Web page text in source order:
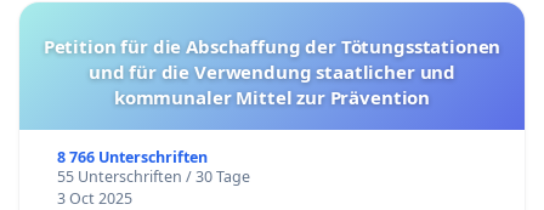
Petition für die Abschaffung der Tötungsstationen
und für die Verwendung staatlicher und
kommunaler Mittel zur Prävention
8 766 Unterschriften
55 Unterschriften / 30 Tage
3 Oct 2025